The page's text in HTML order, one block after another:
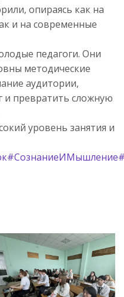
опираясь как на
и на современные
педагоги. Они
методические
аудитории,
и превратить сложную
уровень занятия и
#СознаниеИМышление